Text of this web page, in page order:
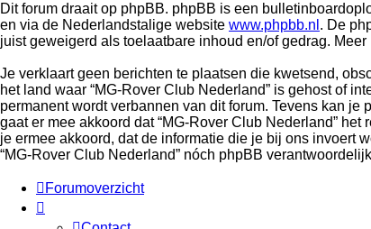
Dit forum draait op phpBB. phpBB is een
en via de Nederlandstalige website www.phpbb.nl . De
juist geweigerd als toelaatbare inhoud en/of gedrag.
Je verklaart geen berichten te plaatsen die kwetsend,
het land waar “MG-Rover Club Nederland” is gehost of
permanent wordt verbannen van dit forum. Tevens kan
gaat er mee akkoord dat “MG-Rover Club Nederland”
je ermee akkoord, dat de informatie die je bij ons invoert
“MG-Rover Club Nederland” nóch phpBB
Forumoverzicht